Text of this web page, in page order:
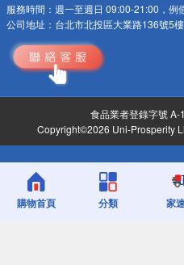
服務時間： 週一至週日 09:00-21:00，例
公司地址： 台北市北投區大業路136號5
食品業者登錄字號
Copyright©2026 Uni-Prosperity
購物首頁 分類 家